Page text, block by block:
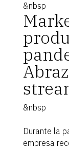
&nbsp
&nbsp
Durante la
empresa